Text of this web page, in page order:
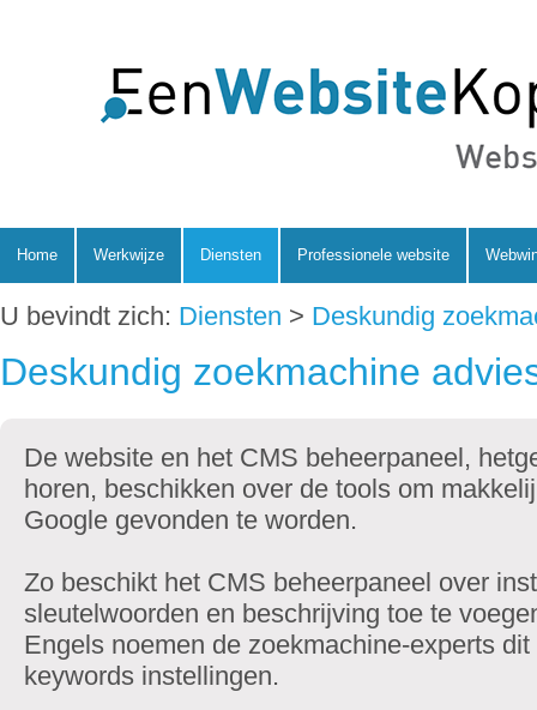
U bevindt zich: Diensten > Deskundig
Deskundig zoekmachine
De website en het CMS beheerpaneel,
horen, beschikken over de tools om
Google gevonden te worden.
Zo beschikt het CMS beheerpaneel over
sleutelwoorden en beschrijving toe te
Engels noemen de zoekmachine-experts
keywords instellingen.
Home Werkwijze Diensten Professionele website